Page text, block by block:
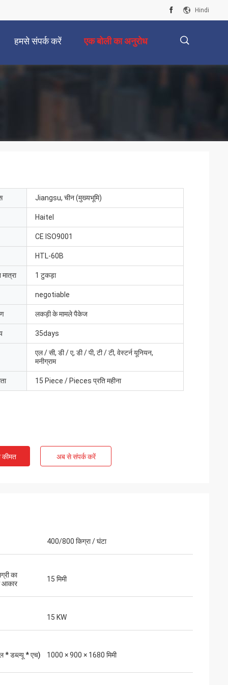
Hindi
हमसे संपर्क करें एक बोली का अनुरोध
Jiangsu, चीन (मुख्यभूमि)
Haitel
CE ISO9001
HTL-60B
1 टुकड़ा
negotiable
लकड़ी के मामले पैकेज
35days
एल / सी, डी / ए, डी / पी, टी / टी, वेस्टर्न यूनियन,
मनीग्राम
15 Piece / Pieces प्रति महीना
कीमत अब से संपर्क करें
400/800 किग्रा / घंटा
का
आकार
15 मिमी
15 KW
* डब्ल्यू * एच) 1000 × 900 × 1680 मिमी